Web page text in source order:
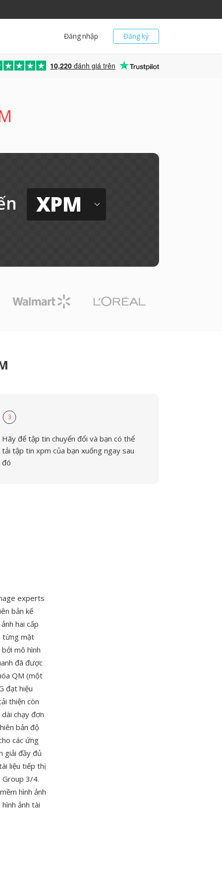
Đăng ký
Đăng nhập
10,220 đánh giá trên
XPM
3
Hãy để tập tin chuyển đổi và bạn có thể
tải tập tin xpm của bạn xuống ngay sau
đó
experts
bản kế
hai cấp
từng mặt
mô hình
đã được
QM (một
đạt hiệu
thiện còn
chạy đơn
bản độ
các ứng
giải đầy đủ
liệu tiếp thị
Group 3/4.
hình ảnh
ảnh tài